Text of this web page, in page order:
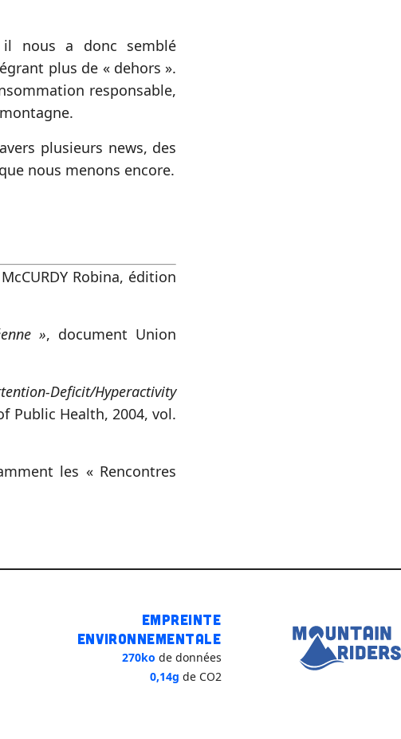
nous a donc semblé
plus de « dehors ».
responsable,
plusieurs news, des
nous menons encore.
Robina, édition
», document Union
Deficit/Hyperactivity
Public Health, 2004, vol.
les « Rencontres
Empreinte
environnementale
270ko de données
0,14g de CO2